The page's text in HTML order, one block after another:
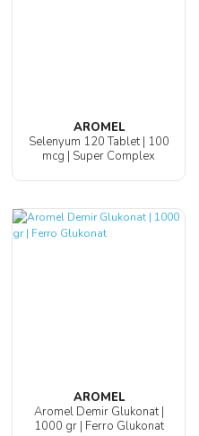
AROMEL
Selenyum 120 Tablet | 100
mcg | Super Complex
AROMEL
Aromel Demir Glukonat |
1000 gr | Ferro Glukonat